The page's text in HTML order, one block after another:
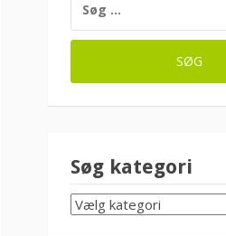
EFTER:
Søg kategori
SØG
KATEGORI